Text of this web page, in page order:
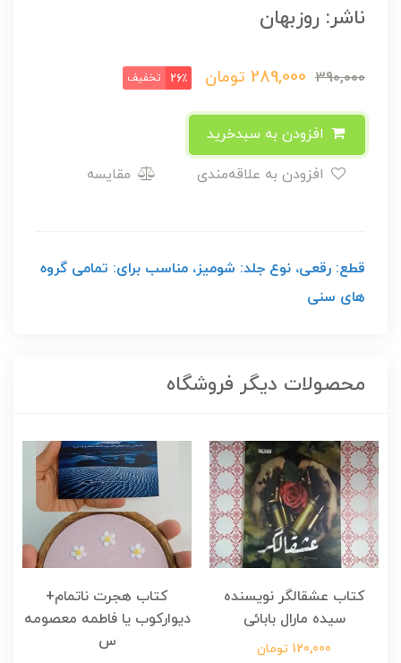
ناشر: روزبهان
390,000
289,000 تومان 26٪ تخفیف
مقایسه
قطع: رقعی، نوع جلد: شومیز، مناسب برای: تمامی گروه
های سنی
محصولات دیگر فروشگاه
کتاب عشقالگر نویسنده
سیده مارال بابائی
120,000 تومان
کتاب هجرت ناتمام+
دیوارکوب یا فاطمه معصومه
س